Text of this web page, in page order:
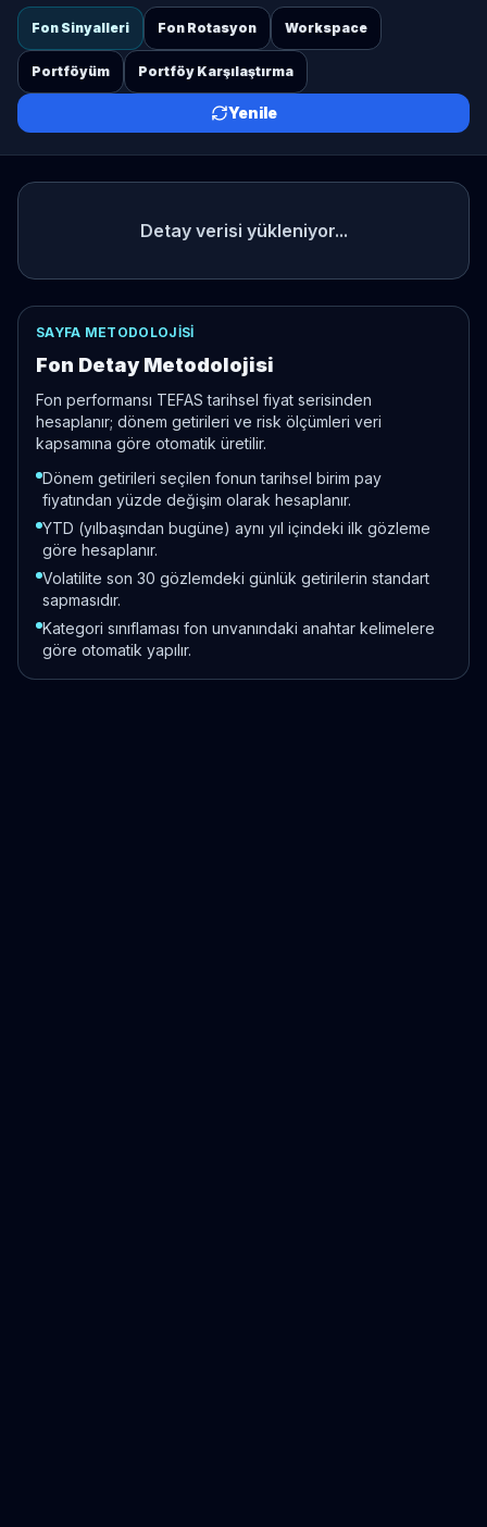
Fon Sinyalleri Fon Rotasyon Workspace
Portföyüm Portföy Karşılaştırma
Yenile
Detay verisi yükleniyor...
SAYFA METODOLOJISI
Fon Detay Metodolojisi
Fon performansı TEFAS tarihsel fiyat serisinden
hesaplanır; dönem getirileri ve risk ölçümleri veri
kapsamına göre otomatik üretilir.
Dönem getirileri seçilen fonun tarihsel birim pay
fiyatından yüzde değişim olarak hesaplanır.
YTD (yılbaşından bugüne) aynı yıl içindeki ilk gözleme
göre hesaplanır.
Volatilite son 30 gözlemdeki günlük getirilerin standart
sapmasıdır.
Kategori sınıflaması fon unvanındaki anahtar kelimelere
göre otomatik yapılır.